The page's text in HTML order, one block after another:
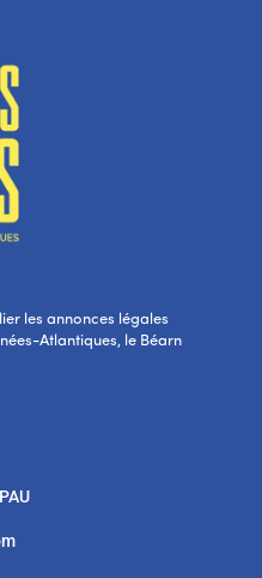
les annonces légales
Atlantiques, le Béarn